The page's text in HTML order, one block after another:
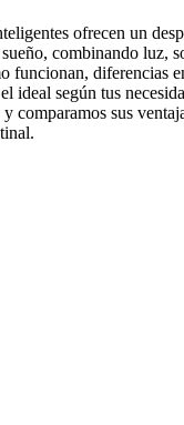
ofrecen un
combinando luz,
funcionan, diferencias
ideal según tus
comparamos sus